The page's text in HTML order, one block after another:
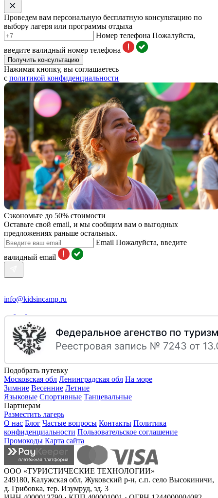
Проведем вам персональную бесплатную консультацию по
выбору лагеря или программы отдыха
Номер телефона Пожалуйста,
введите валидный номер телефона
Получить консультацию
Нажимая кнопку, вы соглашаетесь
с политикой конфиденциальности
Сэкономьте до 50% стоимости
Оставьте свой email, и мы сообщим вам о выгодных
предложениях раньше остальных.
Email Пожалуйста, введите
валидный email
info@kidsincamp.ru
Подобрать путевку
Московская обл Ленинградская обл На море
Зимние Весенние Летние
Языковые Спортивные Танцевальные
Партнерам
Разместить лагерь
О нас Блог Частые вопросы Контакты Политика
конфиденциальности Пользовательское соглашение
Промокоды Карта сайта
ООО «ТУРИСТИЧЕСКИЕ ТЕХНОЛОГИИ»
249180, Калужская обл, Жуковский р-н, с.п. село Высокиничи,
д. Грибовка, тер. Изумруд, зд. 3